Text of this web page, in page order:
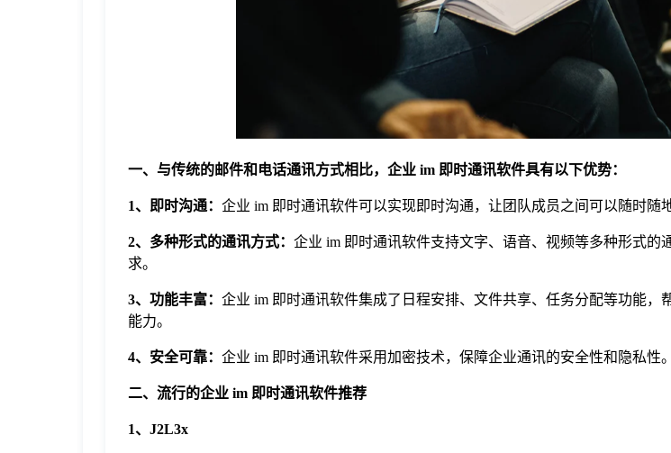
一、与传统的邮件和电话通讯方式相比，企业 im 即时通讯软件具有以下优势：
1、即时沟通： 企业 im 即时通讯软件可以实现即时沟通，让团队成员之间可以随时随
2、多种形式的通讯方式： 企业 im 即时通讯软件支持文字、语音、视频等多种形式的
求。
3、功能丰富： 企业 im 即时通讯软件集成了日程安排、文件共享、任务分配等功能，
能力。
4、安全可靠： 企业 im 即时通讯软件采用加密技术，保障企业通讯的安全性和隐私性。
二、流行的企业 im 即时通讯软件推荐
1、J2L3x